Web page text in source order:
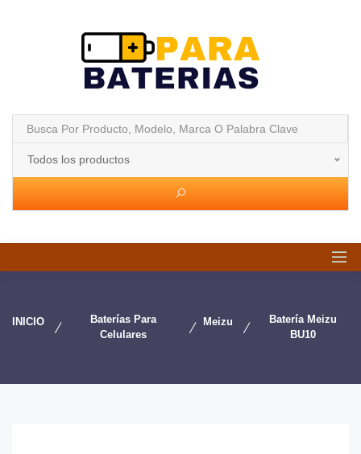
Todos los productos
INICIO
Baterías Para
Celulares
Meizu
Batería Meizu
BU10